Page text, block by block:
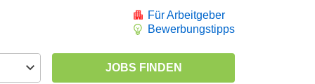
Für Arbeitgeber
Bewerbungstipps